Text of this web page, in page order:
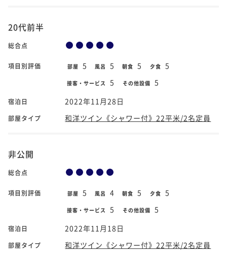
20代前半
総合点
項目別評価 部屋 5 風呂 5 朝食 5 夕食 5
接客・サービス 5 その他設備 5
宿泊日 2022年11月28日
部屋タイプ 和洋ツイン《シャワー付》22平米/2名定員
非公開
総合点
項目別評価 部屋 5 風呂 4 朝食 5 夕食 5
接客・サービス 5 その他設備 5
宿泊日 2022年11月18日
部屋タイプ 和洋ツイン《シャワー付》22平米/2名定員